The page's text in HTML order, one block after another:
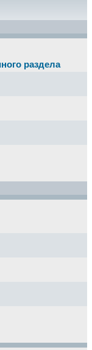
раздела